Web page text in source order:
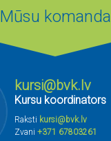
Mūsu komanda
kursi@bvk.lv
Kursu koordinators
Raksti kursi@bvk.lv
Zvani +371 67803261